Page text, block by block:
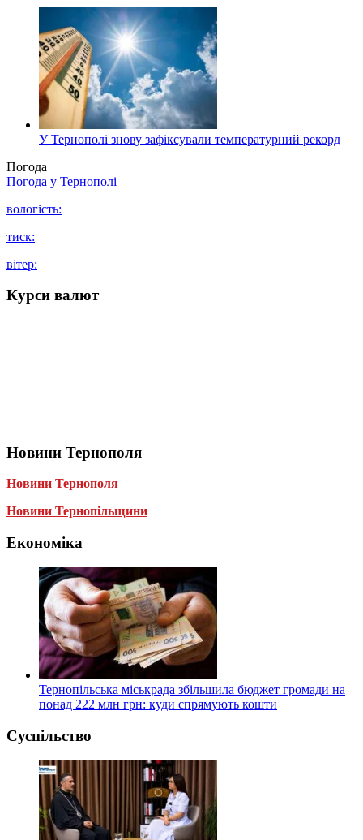
У Тернополі знову зафіксували температурний рекорд
Погода
Погода у Тернополі
вологість:
тиск:
вітер:
Курси валют
Новини Тернополя
Новини Тернополя
Новини Тернопільщини
Економіка
Тернопільська міськрада збільшила бюджет громади на
понад 222 млн грн: куди спрямують кошти
Суспільство